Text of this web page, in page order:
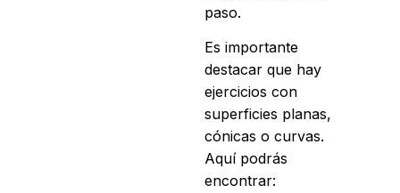
paso.
Es importante
destacar que hay
ejercicios con
superficies planas,
cónicas o curvas.
Aquí podrás
encontrar: